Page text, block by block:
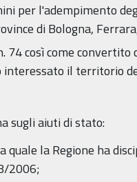
per l'adempimento
di Bologna,
74 così come
il territorio
sugli aiuti di stato:
la Regione ha
2006;